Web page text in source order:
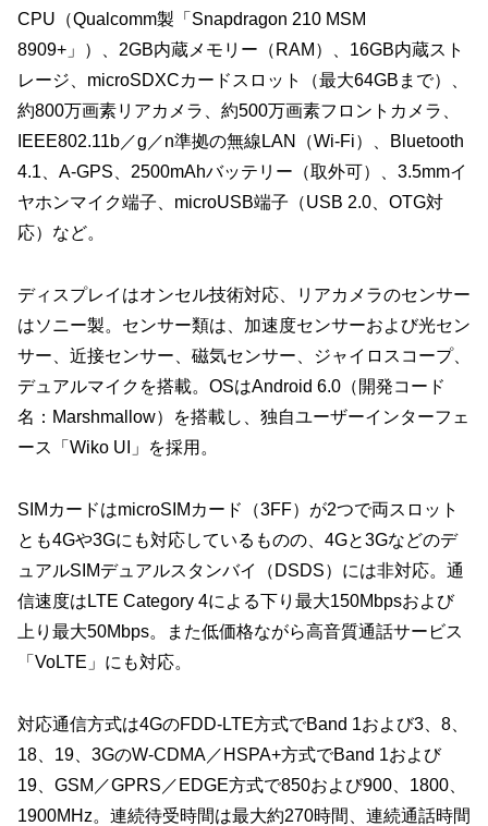
CPU（Qualcomm製「Snapdragon 210 MSM
8909+」）、2GB内蔵メモリー（RAM）、16GB内蔵スト
レージ、microSDXCカードスロット（最大64GBまで）、
約800万画素リアカメラ、約500万画素フロントカメラ、
IEEE802.11b／g／n準拠の無線LAN（Wi-Fi）、Bluetooth
4.1、A-GPS、2500mAhバッテリー（取外可）、3.5mmイ
ヤホンマイク端子、microUSB端子（USB 2.0、OTG対
応）など。
ディスプレイはオンセル技術対応、リアカメラのセンサー
はソニー製。センサー類は、加速度センサーおよび光セン
サー、近接センサー、磁気センサー、ジャイロスコープ、
デュアルマイクを搭載。OSはAndroid 6.0（開発コード
名：Marshmallow）を搭載し、独自ユーザーインターフェ
ース「Wiko UI」を採用。
SIMカードはmicroSIMカード（3FF）が2つで両スロット
とも4Gや3Gにも対応しているものの、4Gと3Gなどのデ
ュアルSIMデュアルスタンバイ（DSDS）には非対応。通
信速度はLTE Category 4による下り最大150Mbpsおよび
上り最大50Mbps。また低価格ながら高音質通話サービス
「VoLTE」にも対応。
対応通信方式は4GのFDD-LTE方式でBand 1および3、8、
18、19、3GのW-CDMA／HSPA+方式でBand 1および
19、GSM／GPRS／EDGE方式で850および900、1800、
1900MHz。連続待受時間は最大約270時間、連続通話時間